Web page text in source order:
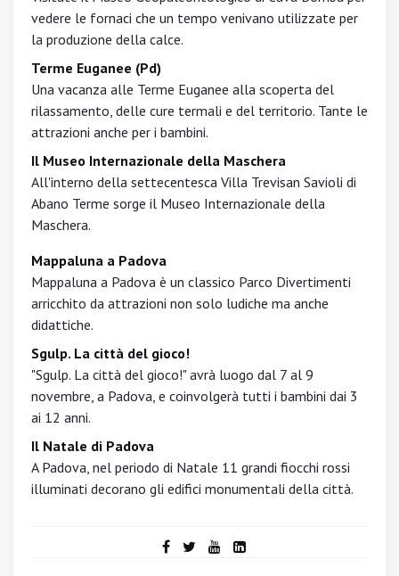
vedere le fornaci che un tempo venivano utilizzate per
la produzione della calce.
Terme Euganee (Pd)
Una vacanza alle Terme Euganee alla scoperta del
rilassamento, delle cure termali e del territorio. Tante le
attrazioni anche per i bambini.
Il Museo Internazionale della Maschera
All'interno della settecentesca Villa Trevisan Savioli di
Abano Terme sorge il Museo Internazionale della
Maschera.
Mappaluna a Padova
Mappaluna a Padova è un classico Parco Divertimenti
arricchito da attrazioni non solo ludiche ma anche
didattiche.
Sgulp. La città del gioco!
"Sgulp. La città del gioco!" avrà luogo dal 7 al 9
novembre, a Padova, e coinvolgerà tutti i bambini dai 3
ai 12 anni.
Il Natale di Padova
A Padova, nel periodo di Natale 11 grandi fiocchi rossi
illuminati decorano gli edifici monumentali della città.